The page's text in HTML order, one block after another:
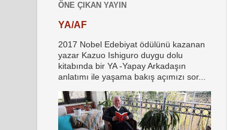
ÖNE ÇIKAN YAYIN
YA/AF
2017 Nobel Edebiyat ödülünü kazanan
yazar Kazuo Ishiguro duygu dolu
kitabında bir YA -Yapay Arkadaşın
anlatımı ile yaşama bakış açımızı sor...